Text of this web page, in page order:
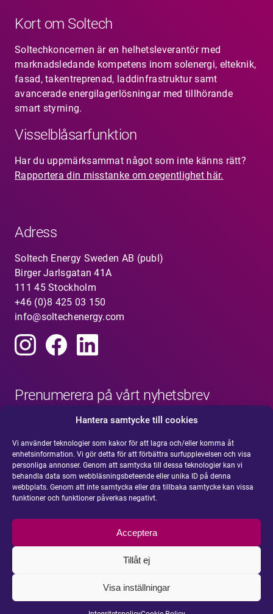
Hantera samtycke till cookies
Vi använder teknologier som kakor för att lagra och/eller komma åt
enhetsinformation. Vi gör detta för att förbättra surfupplevelsen och visa
personliga annonser. Genom att samtycka till dessa teknologier kan vi
behandla data som webbläsningsbeteende eller unika ID på denna
webbplats. Genom att inte samtycka eller dra tillbaka samtycke kan vissa
funktioner och funktioner påverkas negativt.
Acceptera
Tillåt ej
Visa inställningar
Kort om Soltech
Soltechkoncernen är en helhetsleverantör med
marknadsledande kompetens inom solenergi, elteknik,
fasad, takentreprenad, laddinfrastruktur samt
avancerade energilagerlösningar med tillhörande
smart styrning.
Visselblåsarfunktion
Har du uppmärksammat något som inte känns rätt?
Rapportera din misstanke om oegentlighet här.
Adress
Soltech Energy Sweden AB (publ)
Birger Jarlsgatan 41A
111 45 Stockholm
+46 (0)8 425 03 150
info@soltechenergy.com
Prenumerera på vårt nyhetsbrev